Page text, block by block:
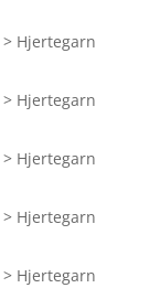
Hjertegarn
Hjertegarn
Hjertegarn
Hjertegarn
Hjertegarn